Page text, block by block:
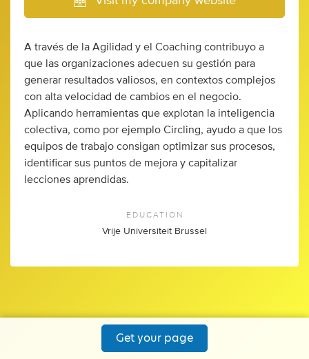
A través de la Agilidad y el Coaching contribuyo a
que las organizaciones adecuen su gestión para
generar resultados valiosos, en contextos complejos
con alta velocidad de cambios en el negocio.
Aplicando herramientas que explotan la inteligencia
colectiva, como por ejemplo Circling, ayudo a que los
equipos de trabajo consigan optimizar sus procesos,
identificar sus puntos de mejora y capitalizar
lecciones aprendidas.
EDUCATION
Vrije Universiteit Brussel
Get your page